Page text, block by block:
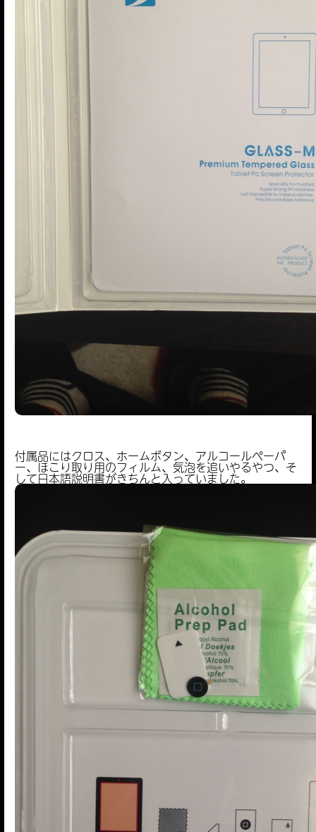
付属品にはクロス、ホームボタン、アルコールペーパ
ー、ほこり取り用のフィルム、気泡を追いやるやつ、そ
して日本語説明書がきちんと入っていました。